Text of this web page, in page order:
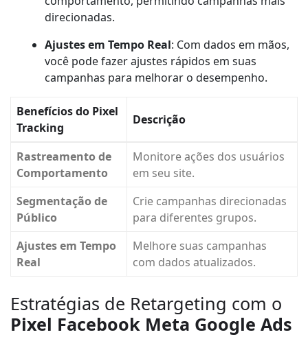
direcionadas.
Ajustes em Tempo Real: Com dados em mãos,
você pode fazer ajustes rápidos em suas
campanhas para melhorar o desempenho.
Benefícios do Pixel
Tracking
Descrição
Rastreamento de
Comportamento
Monitore ações dos usuários
em seu site.
Segmentação de
Público
Crie campanhas direcionadas
para diferentes grupos.
Ajustes em Tempo
Real
Melhore suas campanhas
com dados atualizados.
Estratégias de Retargeting com o
Pixel Facebook Meta Google Ads